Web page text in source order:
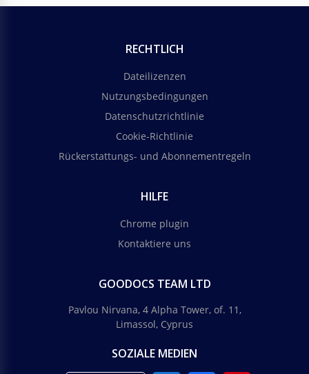
RECHTLICH
Dateilizenzen
Nutzungsbedingungen
Datenschutzrichtlinie
Cookie-Richtlinie
Rückerstattungs- und Abonnementregeln
HILFE
Chrome plugin
Kontaktiere uns
GOODOCS TEAM LTD
Pavlou Nirvana, 4 Alpha Tower, of. 11,
Limassol, Cyprus
SOZIALE MEDIEN